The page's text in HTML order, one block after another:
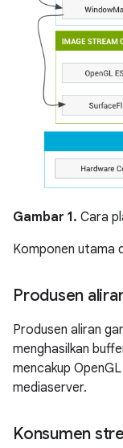
Gambar 1. Cara
Komponen utama
Produsen
Produsen aliran
menghasilkan
mencakup
mediaserver.
Konsumen